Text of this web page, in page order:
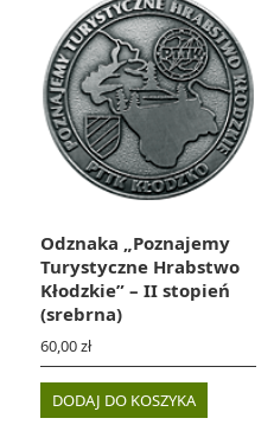
Odznaka „Poznajemy
Turystyczne Hrabstwo
Kłodzkie” – II stopień
(srebrna)
60,00zł
DODAJ DO KOSZYKA